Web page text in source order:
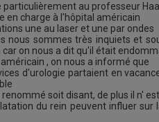
particulièrement au professeur
en charge à l'hôpital américain
une au laser et une par ondes
nous sommes très inquiets et
on nous a dit qu'il était
, on nous a informé que
d'urologie partaient en
renommé soit disant, de plus il n'
du rein peuvent influer